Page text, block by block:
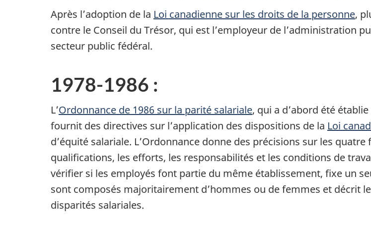
Après l’adoption de la Loi canadienne sur les droits de la personne,
contre le Conseil du Trésor, qui est l’employeur de l’administration
secteur public fédéral.
1978-1986 :
L’Ordonnance de 1986 sur la parité salariale, qui a d’abord été
fournit des directives sur l’application des dispositions de la Loi
d’équité salariale. L’Ordonnance donne des précisions sur les
qualifications, les efforts, les responsabilités et les conditions de
vérifier si les employés font partie du même établissement, fixe un
sont composés majoritairement d’hommes ou de femmes et décrit
disparités salariales.